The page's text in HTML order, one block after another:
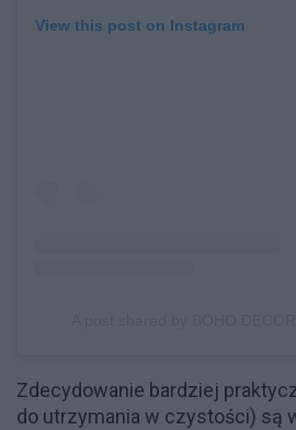
View this post on Instagram
Zdecydowanie bardziej
do utrzymania w czystości) są